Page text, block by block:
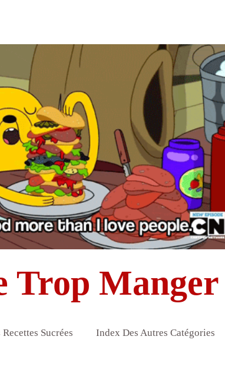
Trop Manger
Sucrées Index Des Autres Catégories